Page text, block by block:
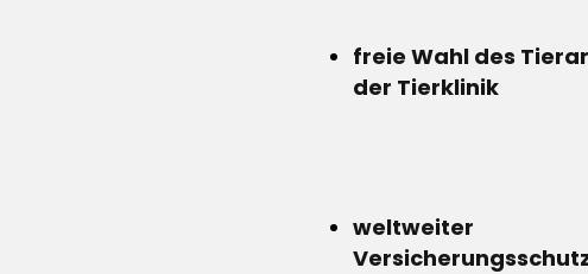
freie Wahl des
der Tierklinik
weltweiter